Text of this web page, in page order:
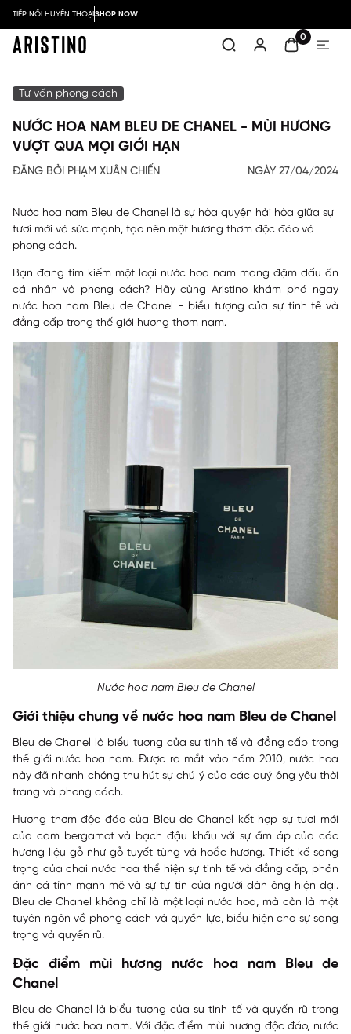
TIẾP NỐI HUYỀN THOẠISHOP NOW
0
Tư vấn phong cách
NƯỚC HOA NAM BLEU DE CHANEL - MÙI HƯƠNG
VƯỢT QUA MỌI GIỚI HẠN
ĐĂNG BỞI PHẠM XUÂN CHIẾN NGÀY 27/04/2024
Nước hoa nam Bleu de Chanel là sự hòa quyện hài hòa giữa sự
tươi mới và sức mạnh, tạo nên một hương thơm độc đáo và
phong cách.
Bạn đang tìm kiếm một loại nước hoa nam mang đậm dấu ấn
cá nhân và phong cách? Hãy cùngAristino khám phá ngay
nước hoa nam Bleu de Chanel - biểu tượng của sự tinh tế và
đẳng cấp trong thế giới hương thơm nam.
Nước hoa nam Bleu de Chanel
Giới thiệu chung về nước hoa nam Bleu de Chanel
Bleu de Chanel là biểu tượng của sự tinh tế và đẳng cấp trong
thế giới nước hoa nam. Được ra mắt vào năm 2010, nước hoa
này đã nhanh chóng thu hút sự chú ý của các quý ông yêu thời
trang và phong cách.
Hương thơm độc đáo của Bleu de Chanel kết hợp sự tươi mới
của cam bergamot và bạch đậu khấu với sự ấm áp của các
hương liệu gỗ như gỗ tuyết tùng và hoắc hương. Thiết kế sang
trọng của chai nước hoa thể hiện sự tinh tế và đẳng cấp, phản
ánh cá tính mạnh mẽ và sự tự tin của người đàn ông hiện đại.
Bleu de Chanel không chỉ là một loại nước hoa, mà còn là một
tuyên ngôn về phong cách và quyền lực, biểu hiện cho sự sang
trọng và quyến rũ.
Đặc điểm mùi hương nước hoa nam Bleu de
Chanel
Bleu de Chanel là biểu tượng của sự tinh tế và quyến rũ trong
thế giới nước hoa nam. Với đặc điểm mùi hương độc đáo, nước